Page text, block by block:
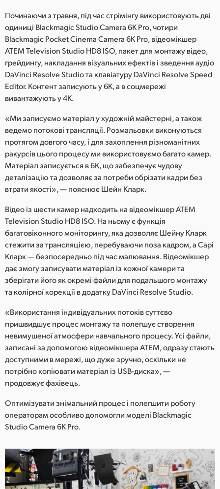
Починаючи з травня, під час стрімінгу використовують дві
одиниці Blackmagic Studio Camera 6K Pro, чотири
Blackmagic Pocket Cinema Camera 6K Pro, відеомікшер
ATEM Television Studio HD8 ISO, пакет для монтажу відео,
грейдингу, накладання візуальних ефектів і зведення аудіо
DaVinci Resolve Studio та клавіатуру DaVinci Resolve Speed
Editor. Контент записують у 6K, а в соцмережі
вивантажують у 4K.
«Ми записуємо матеріал у художній майстерні, а також
ведемо потокові трансляції. Розмальовки виконуються
протягом довгого часу, і для захоплення різноманітних
ракурсів цього процесу ми використовуємо багато камер.
Матеріал записується в 6K, що забезпечує чудову
деталізацію та дозволяє за потреби обрізати кадри без
втрати якості», — пояснює Шейн Кларк.
Відео із шести камер надходить на відеомікшер ATEM
Television Studio HD8 ISO. На ньому є функція
багатовіконного моніторингу, яка дозволяє Шейну Кларк
стежити за трансляцією, перебуваючи поза кадром, а Сарі
Кларк — безпосередньо під час малювання. Відеомікшер
дає змогу записувати матеріал із кожної камери та
зберігати його як окремі файли для подальшого монтажу
та колірної корекції в додатку DaVinci Resolve Studio.
«Використання індивідуальних потоків суттєво
пришвидшує процес монтажу та полегшує створення
невимушеної атмосфери навчального процесу. Усі файли,
записані за допомогою відеомікшера ATEM, одразу стають
доступними в мережі, що дуже зручно, оскільки не
потрібно копіювати матеріал із USB-диска», —
продовжує фахівець.
Оптимізувати знімальний процес і полегшити роботу
операторам особливо допомогли моделі Blackmagic
Studio Camera 6K Pro.